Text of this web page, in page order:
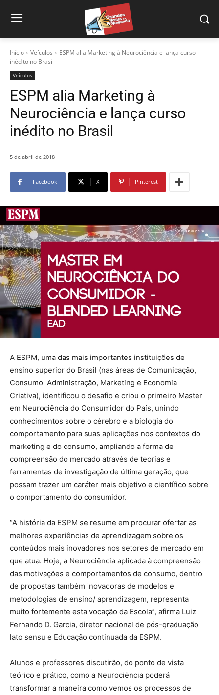
Início Veículos
ESPM alia Marketing à Neurociência e lança curso
inédito no Brasil
Veículos
ESPM alia Marketing à
Neurociência e lança curso
inédito no Brasil
5 de abril de 2018
Facebook X Pinterest
A ESPM, uma das mais importantes instituições de
ensino superior do Brasil (nas áreas de Comunicação,
Consumo, Administração, Marketing e Economia
Criativa), identificou o desafio e criou o primeiro Master
em Neurociência do Consumidor do País, unindo
conhecimentos sobre o cérebro e a biologia do
comportamento para suas aplicações nos contextos do
marketing e do consumo, ampliando a forma de
compreensão do mercado através de teorias e
ferramentas de investigação de última geração, que
possam trazer um caráter mais objetivo e científico sobre
o comportamento do consumidor.
“A história da ESPM se resume em procurar ofertar as
melhores experiências de aprendizagem sobre os
conteúdos mais inovadores nos setores de mercado em
que atua. Hoje, a Neurociência aplicada à compreensão
das motivações e comportamentos de consumo, dentro
de propostas também inovadoras de modelos e
metodologias de ensino/ aprendizagem, representa
muito fortemente esta vocação da Escola”, afirma Luiz
Fernando D. Garcia, diretor nacional de pós-graduação
lato sensu e Educação continuada da ESPM.
Alunos e professores discutirão, do ponto de vista
teórico e prático, como a Neurociência poderá
transformar a maneira como vemos os processos de